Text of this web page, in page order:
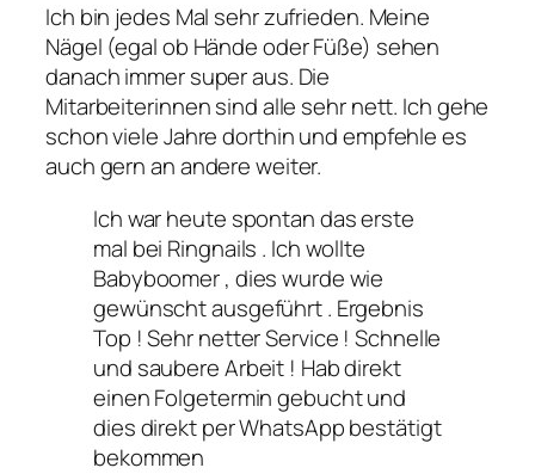
Ich bin jedes Mal sehr zufrieden. Meine
Nägel (egal ob Hände oder Füße) sehen
danach immer super aus. Die
Mitarbeiterinnen sind alle sehr nett. Ich gehe
schon viele Jahre dorthin und empfehle es
auch gern an andere weiter.
Ich war heute spontan das erste
mal bei Ringnails . Ich wollte
Babyboomer , dies wurde wie
gewünscht ausgeführt . Ergebnis
Top ! Sehr netter Service ! Schnelle
und saubere Arbeit ! Hab direkt
einen Folgetermin gebucht und
dies direkt per WhatsApp bestätigt
bekommen